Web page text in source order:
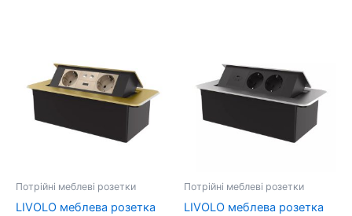
Потрійні меблеві розетки
LIVOLO меблева розетка
Потрійні меблеві розетки
LIVOLO меблева розетка